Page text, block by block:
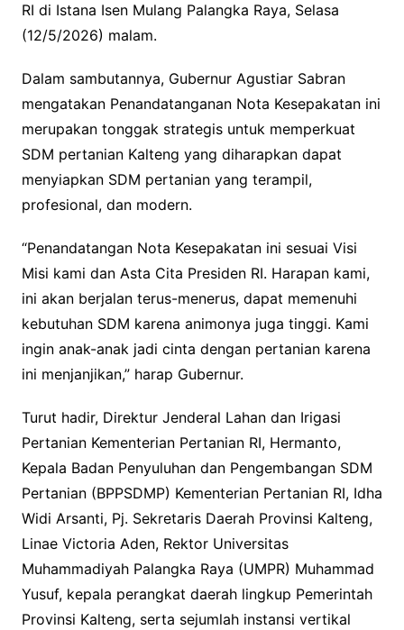
RI di Istana Isen Mulang Palangka Raya, Selasa
(12/5/2026) malam.
Dalam sambutannya, Gubernur Agustiar Sabran
mengatakan Penandatanganan Nota Kesepakatan ini
merupakan tonggak strategis untuk memperkuat
SDM pertanian Kalteng yang diharapkan dapat
menyiapkan SDM pertanian yang terampil,
profesional, dan modern.
“Penandatangan Nota Kesepakatan ini sesuai Visi
Misi kami dan Asta Cita Presiden RI. Harapan kami,
ini akan berjalan terus-menerus, dapat memenuhi
kebutuhan SDM karena animonya juga tinggi. Kami
ingin anak-anak jadi cinta dengan pertanian karena
ini menjanjikan,” harap Gubernur.
Turut hadir, Direktur Jenderal Lahan dan Irigasi
Pertanian Kementerian Pertanian RI, Hermanto,
Kepala Badan Penyuluhan dan Pengembangan SDM
Pertanian (BPPSDMP) Kementerian Pertanian RI, Idha
Widi Arsanti, Pj. Sekretaris Daerah Provinsi Kalteng,
Linae Victoria Aden, Rektor Universitas
Muhammadiyah Palangka Raya (UMPR) Muhammad
Yusuf, kepala perangkat daerah lingkup Pemerintah
Provinsi Kalteng, serta sejumlah instansi vertikal